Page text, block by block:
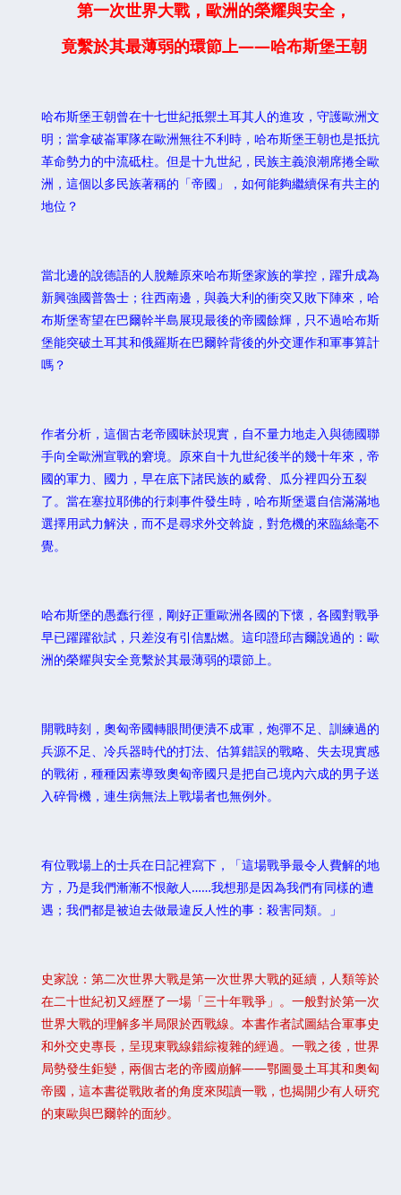
第一次世界大戰，歐洲的榮耀與安全，
竟繫於其最薄弱的環節上——哈布斯堡王朝
哈布斯堡王朝曾在十七世紀抵禦土耳其人的進攻，守護歐洲文
明；當拿破崙軍隊在歐洲無往不利時，哈布斯堡王朝也是抵抗
革命勢力的中流砥柱。但是十九世紀，民族主義浪潮席捲全歐
洲，這個以多民族著稱的「帝國」，如何能夠繼續保有共主的
地位？
當北邊的說德語的人脫離原來哈布斯堡家族的掌控，躍升成為
新興強國普魯士；往西南邊，與義大利的衝突又敗下陣來，哈
布斯堡寄望在巴爾幹半島展現最後的帝國餘輝，只不過哈布斯
堡能突破土耳其和俄羅斯在巴爾幹背後的外交運作和軍事算計
嗎？
作者分析，這個古老帝國昧於現實，自不量力地走入與德國聯
手向全歐洲宣戰的窘境。原來自十九世紀後半的幾十年來，帝
國的軍力、國力，早在底下諸民族的威脅、瓜分裡四分五裂
了。當在塞拉耶佛的行刺事件發生時，哈布斯堡還自信滿滿地
選擇用武力解決，而不是尋求外交斡旋，對危機的來臨絲毫不
覺。
哈布斯堡的愚蠢行徑，剛好正重歐洲各國的下懷，各國對戰爭
早已躍躍欲試，只差沒有引信點燃。這印證邱吉爾說過的：歐
洲的榮耀與安全竟繫於其最薄弱的環節上。
開戰時刻，奧匈帝國轉眼間便潰不成軍，炮彈不足、訓練過的
兵源不足、冷兵器時代的打法、估算錯誤的戰略、失去現實感
的戰術，種種因素導致奧匈帝國只是把自己境內六成的男子送
入碎骨機，連生病無法上戰場者也無例外。
有位戰場上的士兵在日記裡寫下，「這場戰爭最令人費解的地
方，乃是我們漸漸不恨敵人……我想那是因為我們有同樣的遭
遇；我們都是被迫去做最違反人性的事：殺害同類。」
史家說：第二次世界大戰是第一次世界大戰的延續，人類等於
在二十世紀初又經歷了一場「三十年戰爭」。一般對於第一次
世界大戰的理解多半局限於西戰線。本書作者試圖結合軍事史
和外交史專長，呈現東戰線錯綜複雜的經過。一戰之後，世界
局勢發生鉅變，兩個古老的帝國崩解——鄂圖曼土耳其和奧匈
帝國，這本書從戰敗者的角度來閱讀一戰，也揭開少有人研究
的東歐與巴爾幹的面紗。